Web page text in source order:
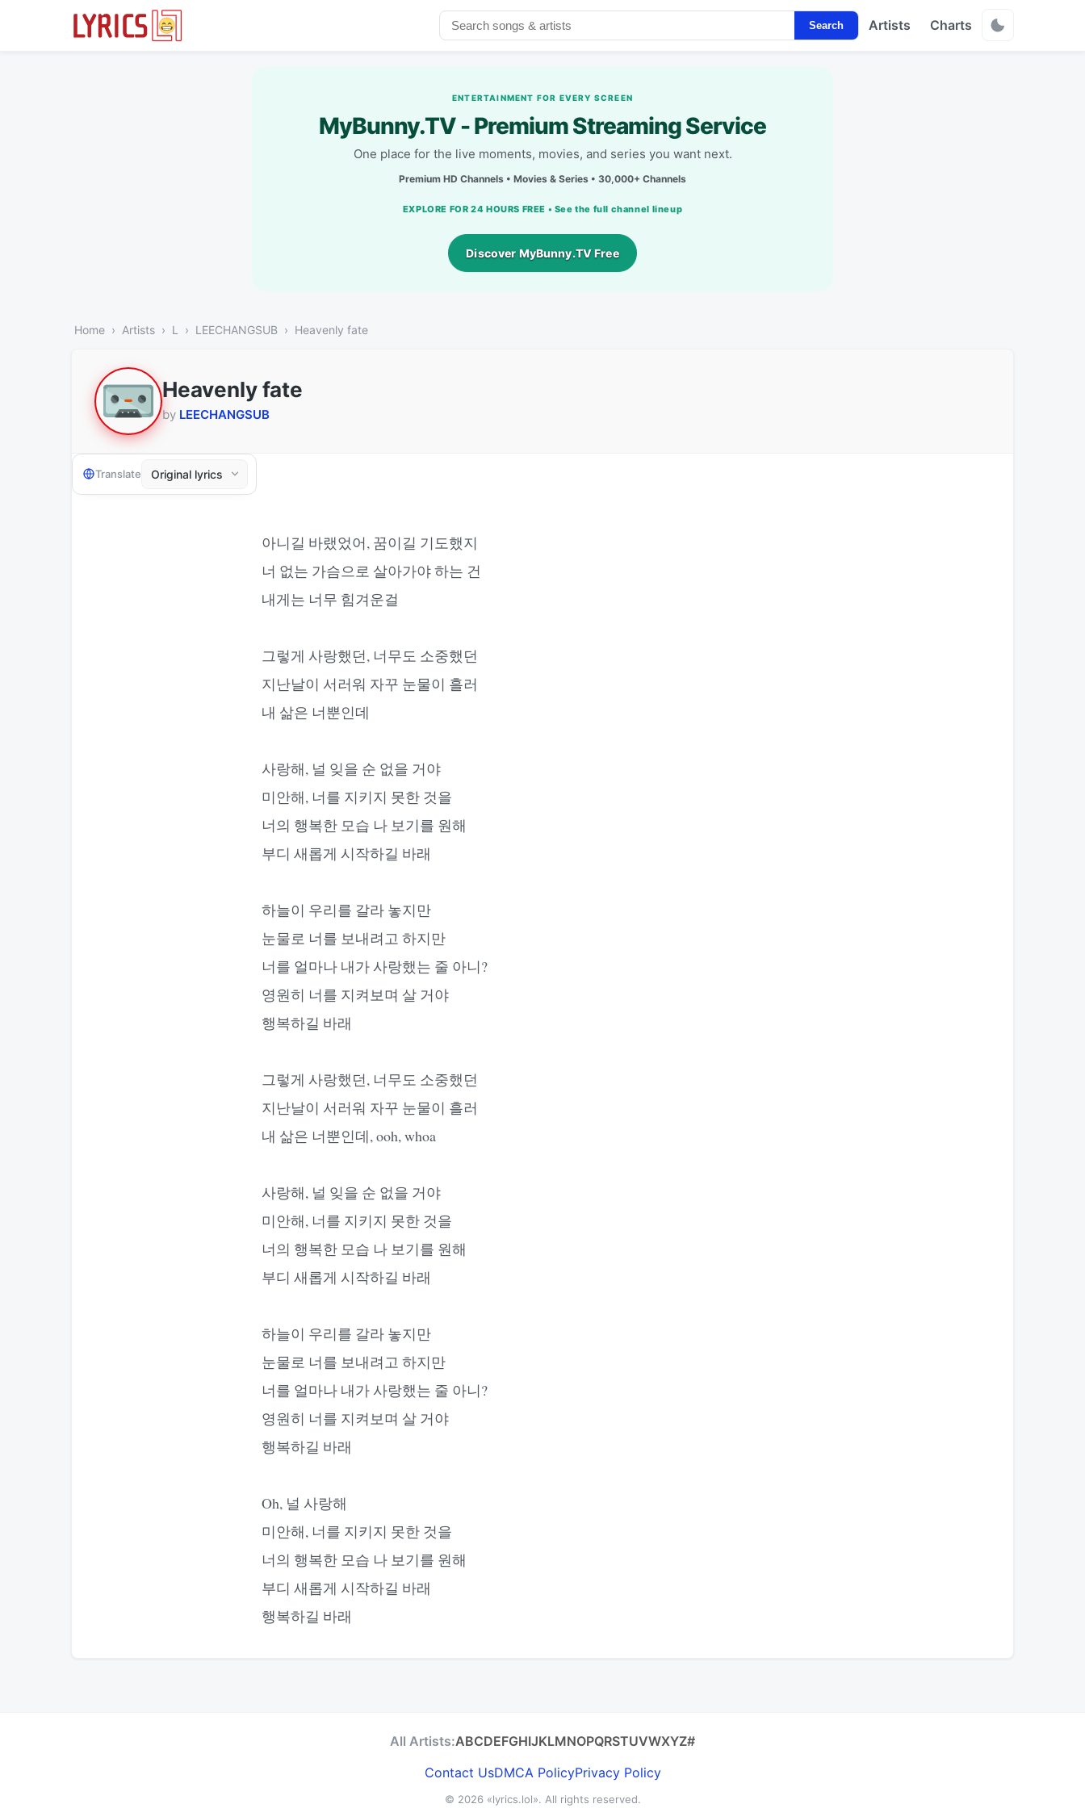
Search Artists Charts
ENTERTAINMENT FOR EVERY SCREEN
MyBunny.TV - Premium Streaming Service
One place for the live moments, movies, and series you want next.
Premium HD Channels • Movies & Series • 30,000+ Channels
EXPLORE FOR 24 HOURS FREE • See the full channel lineup
Discover MyBunny.TV Free
Home Artists L LEECHANGSUB Heavenly fate
Heavenly fate
by LEECHANGSUB
Translate
아니길 바랬었어, 꿈이길 기도했지
너 없는 가슴으로 살아가야 하는 건
내게는 너무 힘겨운걸
그렇게 사랑했던, 너무도 소중했던
지난날이 서러워 자꾸 눈물이 흘러
내 삶은 너뿐인데
사랑해, 널 잊을 순 없을 거야
미안해, 너를 지키지 못한 것을
너의 행복한 모습 나 보기를 원해
부디 새롭게 시작하길 바래
하늘이 우리를 갈라 놓지만
눈물로 너를 보내려고 하지만
너를 얼마나 내가 사랑했는 줄 아니?
영원히 너를 지켜보며 살 거야
행복하길 바래
그렇게 사랑했던, 너무도 소중했던
지난날이 서러워 자꾸 눈물이 흘러
내 삶은 너뿐인데, ooh, whoa
사랑해, 널 잊을 순 없을 거야
미안해, 너를 지키지 못한 것을
너의 행복한 모습 나 보기를 원해
부디 새롭게 시작하길 바래
하늘이 우리를 갈라 놓지만
눈물로 너를 보내려고 하지만
너를 얼마나 내가 사랑했는 줄 아니?
영원히 너를 지켜보며 살 거야
행복하길 바래
Oh, 널 사랑해
미안해, 너를 지키지 못한 것을
너의 행복한 모습 나 보기를 원해
부디 새롭게 시작하길 바래
행복하길 바래
All Artists:ABCDEFGHIJKLMNOPQRSTUVWXYZ#
Contact UsDMCA PolicyPrivacy Policy
© 2026 «lyrics.lol». All rights reserved.